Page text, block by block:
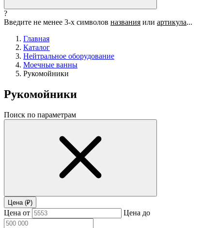
?
Введите не менее 3-х символов названия или артикула...
Главная
Каталог
Нейтральное оборудование
Моечные ванны
Рукомойники
Рукомойники
Поиск по параметрам
Цена (₽)
Цена от Цена до